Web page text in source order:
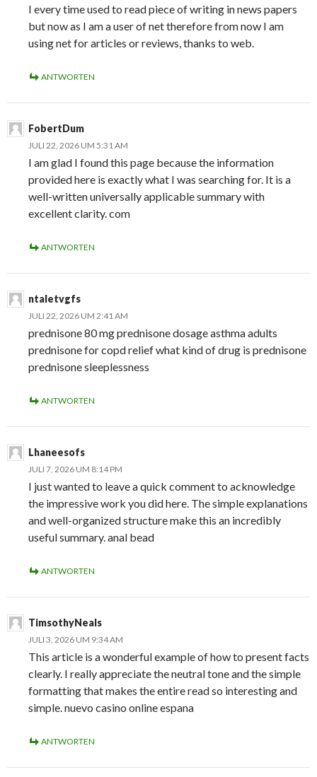
I every time used to read piece of writing in news papers
but now as I am a user of net therefore from now I am
using net for articles or reviews, thanks to web.
ANTWORTEN
FobertDum
JULI 22, 2026 UM 5:31 AM
I am glad I found this page because the information
provided here is exactly what I was searching for. It is a
well-written universally applicable summary with
excellent clarity. com
ANTWORTEN
ntaletvgfs
JULI 22, 2026 UM 2:41 AM
prednisone 80 mg prednisone dosage asthma adults
prednisone for copd relief what kind of drug is prednisone
prednisone sleeplessness
ANTWORTEN
Lhaneesofs
JULI 7, 2026 UM 8:14 PM
I just wanted to leave a quick comment to acknowledge
the impressive work you did here. The simple explanations
and well-organized structure make this an incredibly
useful summary. anal bead
ANTWORTEN
TimsothyNeals
JULI 3, 2026 UM 9:34 AM
This article is a wonderful example of how to present facts
clearly. I really appreciate the neutral tone and the simple
formatting that makes the entire read so interesting and
simple. nuevo casino online espana
ANTWORTEN